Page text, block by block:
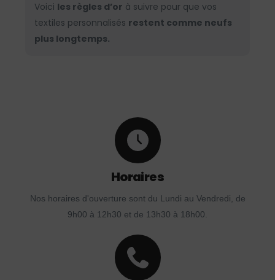
Voici les règles d’or à suivre pour que vos
textiles personnalisés restent comme neufs
plus longtemps.
Horaires
Nos horaires d'ouverture sont du Lundi au Vendredi, de
9h00 à 12h30 et de 13h30 à 18h00.